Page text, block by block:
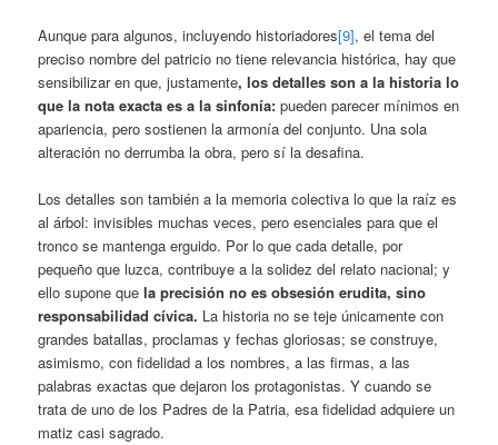
Aunque para algunos, incluyendo historiadores[9], el tema del
preciso nombre del patricio no tiene relevancia histórica, hay que
sensibilizar en que, justamente,los detalles son a la historia lo
que la nota exacta es a la sinfonía: pueden parecer mínimos en
apariencia, pero sostienen la armonía del conjunto. Una sola
alteración no derrumba la obra, pero sí la desafina.
Los detalles son también a la memoria colectiva lo que la raíz es
al árbol: invisibles muchas veces, pero esenciales para que el
tronco se mantenga erguido. Por lo que cada detalle, por
pequeño que luzca, contribuye a la solidez del relato nacional; y
ello supone quela precisión no es obsesión erudita, sino
responsabilidad cívica. La historia no se teje únicamente con
grandes batallas, proclamas y fechas gloriosas; se construye,
asimismo, con fidelidad a los nombres, a las firmas, a las
palabras exactas que dejaron los protagonistas. Y cuando se
trata de uno de los Padres de la Patria, esa fidelidad adquiere un
matiz casi sagrado.